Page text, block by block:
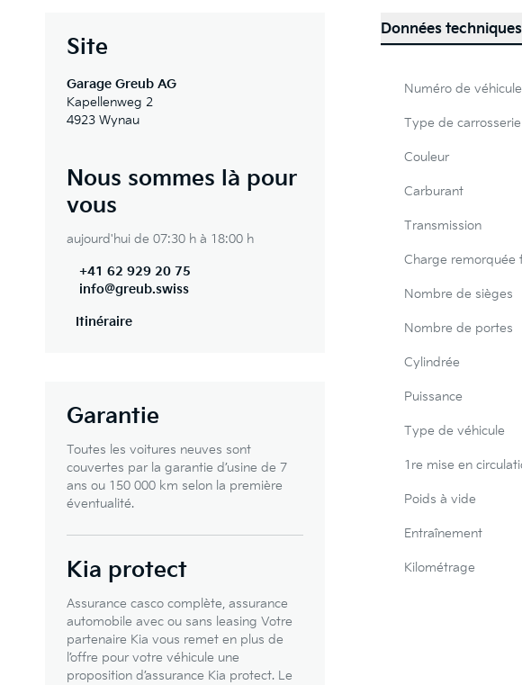
Données techniques
Numéro de véhicule
Type de carrosserie
Couleur
Carburant
Transmission
Charge remorquée
Nombre de sièges
Nombre de portes
Cylindrée
Puissance
Type de véhicule
1re mise en
Poids à vide
Entraînement
Kilométrage
Site
Garage Greub AG
Kapellenweg 2
4923 Wynau
Nous sommes là pour
vous
aujourd'hui de 07:30 h à 18:00 h
+41 62 929 20 75
info@greub.swiss
Itinéraire
Garantie
Toutes les voitures neuves sont
couvertes par la garantie d’usine de 7
ans ou 150 000 km selon la première
éventualité.
Kia protect
Assurance casco complète, assurance
automobile avec ou sans leasing Votre
partenaire Kia vous remet en plus de
l’offre pour votre véhicule une
proposition d’assurance Kia protect. Le